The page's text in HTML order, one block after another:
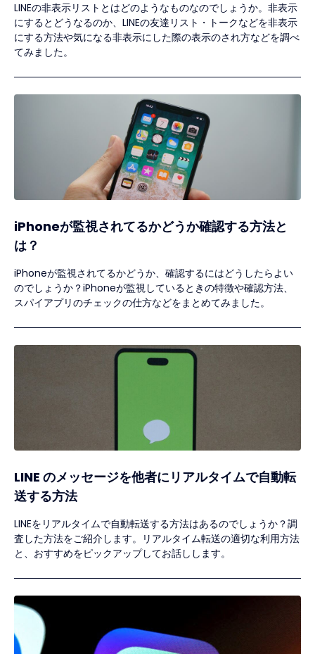
LINEの非表示リストとはどのようなものなのでしょうか。非表示
にするとどうなるのか、LINEの友達リスト・トークなどを非表示
にする方法や気になる非表示にした際の表示のされ方などを調べ
てみました。
iPhoneが監視されてるかどうか確認する方法と
は？
iPhoneが監視されてるかどうか、確認するにはどうしたらよい
のでしょうか？iPhoneが監視しているときの特徴や確認方法、
スパイアプリのチェックの仕方などをまとめてみました。
LINE のメッセージを他者にリアルタイムで自動転
送する方法
LINEをリアルタイムで自動転送する方法はあるのでしょうか？調
査した方法をご紹介します。リアルタイム転送の適切な利用方法
と、おすすめをピックアップしてお話しします。